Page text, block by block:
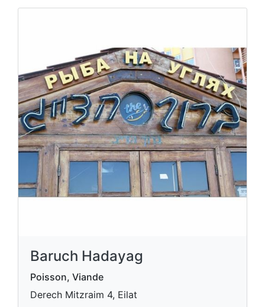
Baruch Hadayag
Poisson, Viande
Derech Mitzraim 4, Eilat